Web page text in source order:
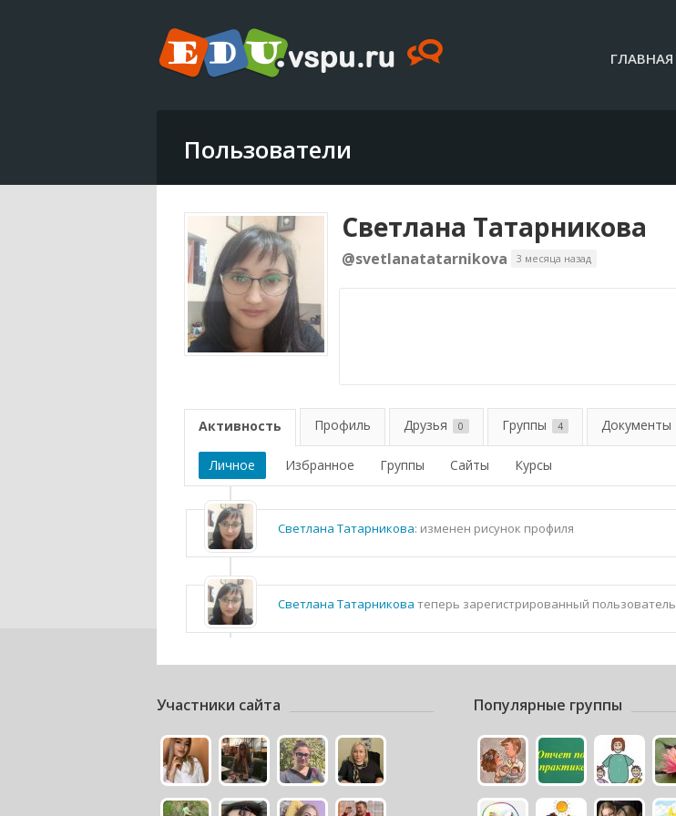
ГЛАВНАЯ
Пользователи
Светлана Татарникова
@svetlanatatarnikova 3 месяца назад
Активность Профиль Друзья 0 Группы 4 Документы
Личное Избранное Группы Сайты Курсы
Светлана Татарникова: изменен рисунок профиля
Светлана Татарникова теперь зарегистрированный пользователь
Участники сайта Популярные группы